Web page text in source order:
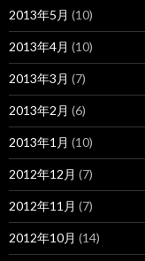
2013年5月 (10)
2013年4月 (10)
2013年3月 (7)
2013年2月 (6)
2013年1月 (10)
2012年12月 (7)
2012年11月 (7)
2012年10月 (14)